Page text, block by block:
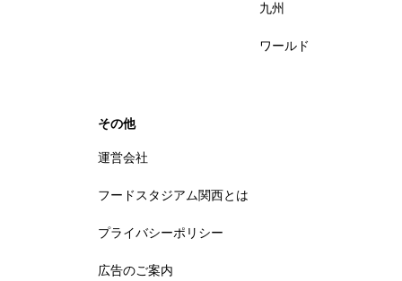
九州
ワールド
その他
運営会社
フードスタジアム関西とは
プライバシーポリシー
広告のご案内